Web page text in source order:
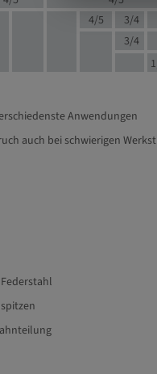
4/5 3/4
3/4
Anwendungen
auch bei schwierigen